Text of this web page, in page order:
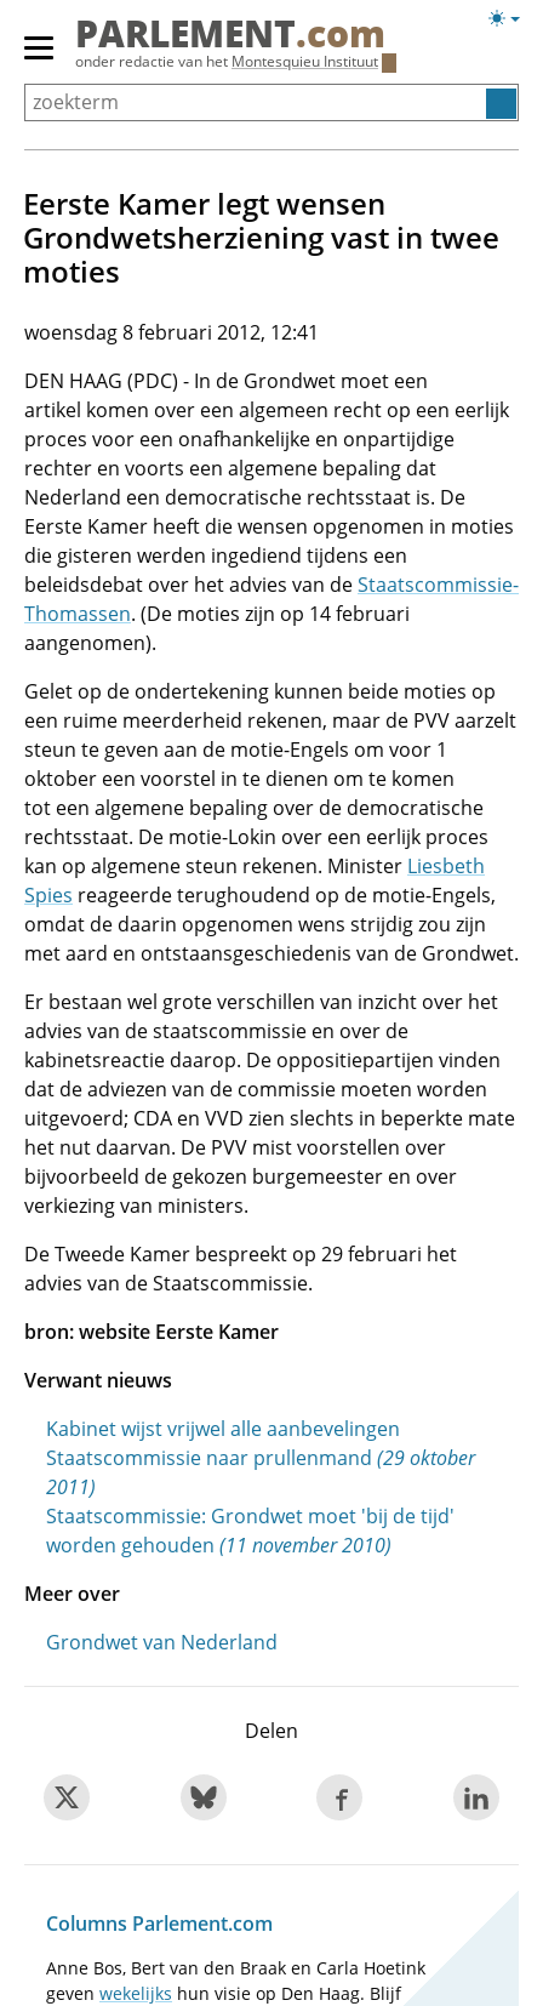
Overslaan
Primair
menu
tonen/verbergen
PARLEMENT.com
onder redactie van het Montesquieu Instituut
Eerste Kamer legt wensen
Grondwetsherziening vast in twee
moties
woensdag 8 februari 2012, 12:41
DEN HAAG (PDC) - In de Grondwet moet een
artikel komen over een algemeen recht op een eerlijk
proces voor een onafhankelijke en onpartijdige
rechter en voorts een algemene bepaling dat
Nederland een democratische rechtsstaat is. De
Eerste Kamer heeft die wensen opgenomen in moties
die gisteren werden ingediend tijdens een
beleidsdebat over het advies van deStaatscommissie-
Thomassen. (De moties zijn op 14 februari
aangenomen).
Gelet op de ondertekening kunnen beide moties op
een ruime meerderheid rekenen, maar de PVV aarzelt
steun te geven aan de motie-Engels om voor 1
oktober een voorstel in te dienen om te komen
tot een algemene bepaling over de democratische
rechtsstaat. De motie-Lokin over een eerlijk proces
kan op algemene steun rekenen. Minister Liesbeth
Spies reageerde terughoudend op de motie-Engels,
omdat de daarin opgenomen wens strijdig zou zijn
met aard en ontstaansgeschiedenis van de Grondwet.
Er bestaan wel grote verschillen van inzicht over het
advies van de staatscommissie en over de
kabinetsreactie daarop. De oppositiepartijen vinden
dat de adviezen van de commissie moeten worden
uitgevoerd; CDA en VVD zien slechts in beperkte mate
het nut daarvan. De PVV mist voorstellen over
bijvoorbeeld de gekozen burgemeester en over
verkiezing van ministers.
De Tweede Kamer bespreekt op 29 februari het
advies van de Staatscommissie.
bron: website Eerste Kamer
Verwant nieuws
Kabinet wijst vrijwel alle aanbevelingen
Staatscommissie naar prullenmand (29 oktober
2011)
Staatscommissie: Grondwet moet 'bij de tijd'
worden gehouden (11 november 2010)
Meer over
Grondwet van Nederland
Delen
Columns Parlement.com
Anne Bos, Bert van den Braak en Carla Hoetink
geven wekelijks hun visie op Den Haag. Blijf